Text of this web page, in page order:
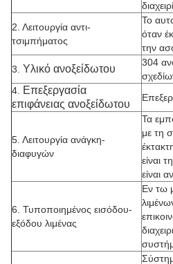
2. Λειτουργία αντι-
τσιμπήματος
Το
όταν
την
3. Υλικό ανοξείδωτου
304
4.
Επεξεργασία
επιφάνειας ανοξείδωτου
5. Λειτουργία ανάγκη-
διαφυγών
Τα
με τη
είναι
είναι
6. Τυποποιημένος εισόδου-
εξόδου λιμένας
Εν τω